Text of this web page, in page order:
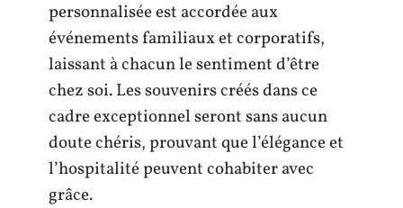
personnalisée est accordée aux
événements familiaux et corporatifs,
laissant à chacun le sentiment d’être
chez soi. Les souvenirs créés dans ce
cadre exceptionnel seront sans aucun
doute chéris, prouvant que l’élégance et
l’hospitalité peuvent cohabiter avec
grâce.